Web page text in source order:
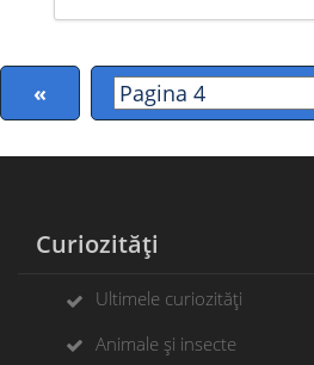
«
Curiozități
Ultimele curiozități
Animale și insecte